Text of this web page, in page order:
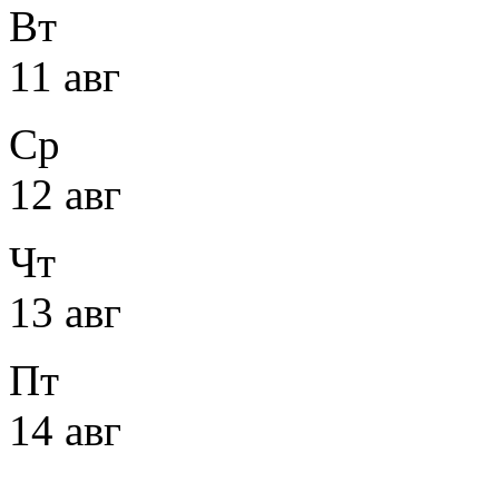
Вт
11 авг
Ср
12 авг
Чт
13 авг
Пт
14 авг